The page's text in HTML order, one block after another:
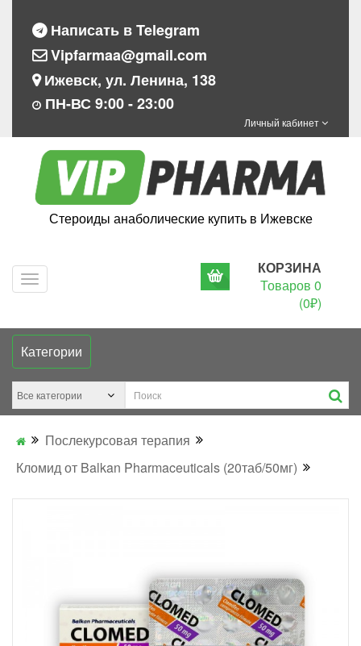
Написать в Telegram
Vipfarmaa@gmail.com
Ижевск, ул. Ленина, 138
ПН-ВС 9:00 - 23:00
Личный кабинет
Стероиды анаболические купить в Ижевске
КОРЗИНА
Товаров 0
(0₽)
Категории
Послекурсовая терапия
Кломид от Balkan Pharmaceuticals (20таб/50мг)